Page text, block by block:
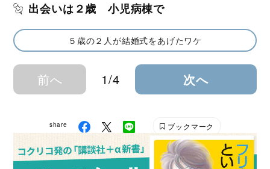
出会いは２歳 小児病棟で
５歳の２人が結婚式をあげたワケ
前へ 1/4 次へ
share ブックマーク